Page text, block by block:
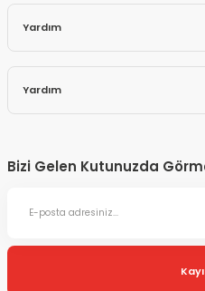
Yardım
Yardım
Bizi Gelen Kutunuzda